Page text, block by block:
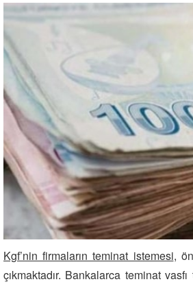
Kgf’nin firmaların teminat istemesi,
çıkmaktadır. Bankalarca teminat